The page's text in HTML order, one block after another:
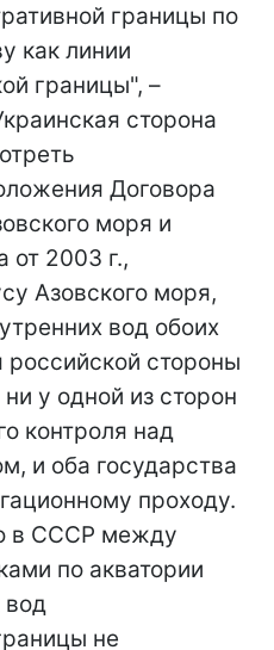
границы по
как линии
границы", –
сторона
Договора
моря и
от 2003 г.,
Азовского моря,
вод обоих
российской стороны
у одной из сторон
контроля над
и оба государства
проходу.
в СССР между
по акватории
вод
не